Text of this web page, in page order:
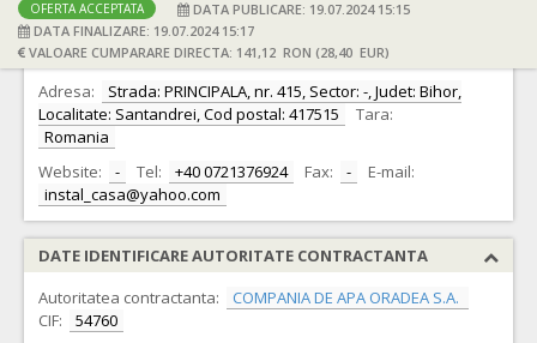
OFERTA ACCEPTATA
DATA PUBLICARE: 19.07.2024 15:15
DATA FINALIZARE: 19.07.2024 15:17
VALOARE CUMPARARE DIRECTA: 141,12 RON (28,40 EUR)
DATE IDENTIFICARE OFERTANT
Ofertant: S.C. INSTAL CASA S.R.L. CIF: 14666999
Adresa:
Strada: PRINCIPALA, nr. 415, Sector: -, Judet: Bihor,
Localitate: Santandrei, Cod postal: 417515
Tara:
Romania
Website:
- Tel: +40 0721376924 Fax: -
E-mail:
instal_casa@yahoo.com
DATE IDENTIFICARE AUTORITATE CONTRACTANTA
Autoritatea contractanta:
COMPANIA DE APA ORADEA S.A.
CIF:
54760